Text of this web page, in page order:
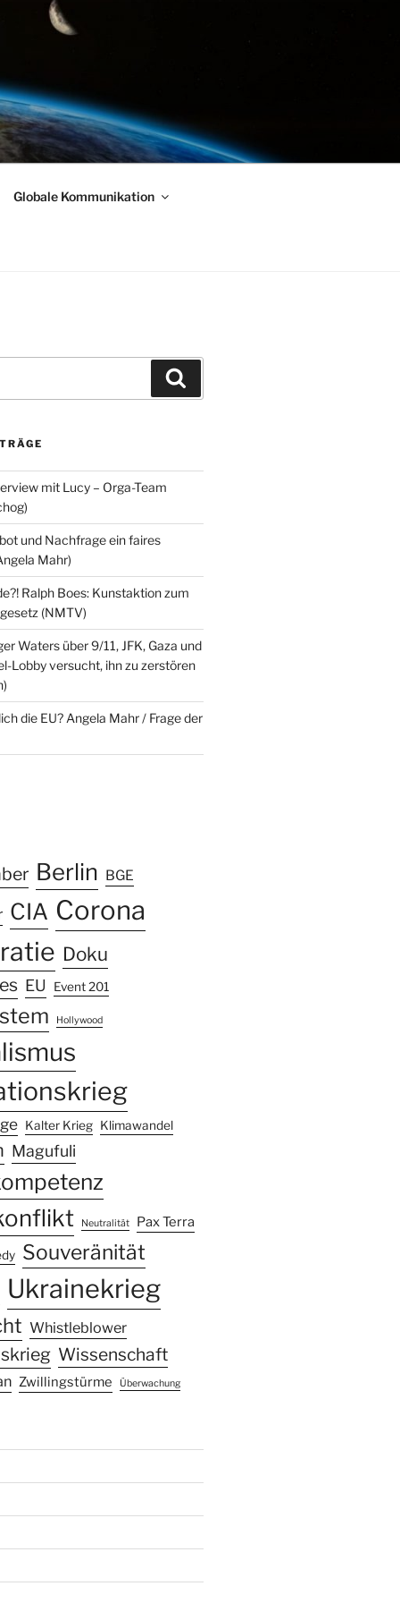
Globale Kommunikation
mit Lucy – Orga-Team
und Nachfrage ein faires
Mahr)
Ralph Boes: Kunstaktion zum
(NMTV)
Waters über 9/11, JFK, Gaza und
Lobby versucht, ihn zu zerstören
die EU? Angela Mahr / Frage der
Berlin BGE
CIA Corona
Doku
EU Event 201
Hollywood
Kalter Krieg Klimawandel
Magufuli
Neutralität Pax Terra
Souveränität
Ukrainekrieg
Whistleblower
Wissenschaft
Zwillingstürme Überwachung